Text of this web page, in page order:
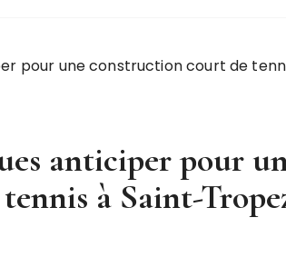
pour une construction court de
anticiper pour
à Saint-